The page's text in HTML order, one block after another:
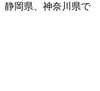
静岡県、神奈川県で